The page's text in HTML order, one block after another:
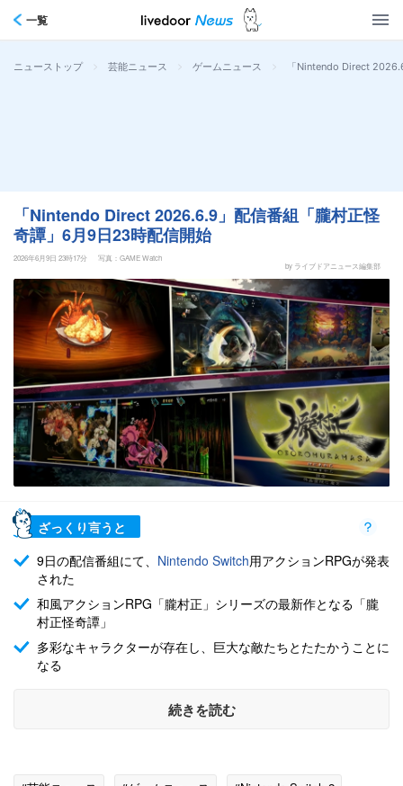
一覧
ニューストップ > 芸能ニュース > ゲームニュース > 「Nintendo Direct
「Nintendo Direct 2026.6.9」配信番組「朧村正怪
奇譚」6月9日23時配信開始
2026年6月9日 23時17分
写真：GAME Watch
by ライブドアニュース編集部
ざっくり言うと
9日の配信番組にて、 Nintendo Switch用アクションRPGが発表
された
和風アクションRPG「朧村正」シリーズの最新作となる「朧
村正怪奇譚」
多彩なキャラクターが存在し、巨大な敵たちとたたかうことに
なる
続きを読む